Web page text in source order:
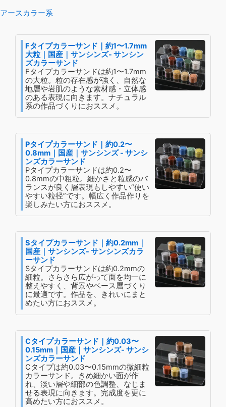
アースカラー系
Fタイプカラーサンド｜約1〜1.7mm
大粒｜国産｜サンシンズ- サンシン
ズカラーサンド
Fタイプカラーサンドは約1〜1.7mm
の大粒。粒の存在感が強く、自然な
地層や岩肌のような素材感・立体感
のある表現に向きます。ナチュラル
系の作品づくりにおススメ。
Pタイプカラーサンド｜約0.2〜
0.8mm｜国産｜サンシンズ - サンシ
ンズカラーサンド
Pタイプカラーサンドは約0.2〜
0.8mmの中粗粒。細かさと粒感のバ
ランスが良く層表現もしやすい“使い
やすい粒径”です。幅広く作品作りを
楽しみたい方におススメ。
Sタイプカラーサンド｜約0.2mm｜
国産｜サンシンズ- サンシンズカラ
ーサンド
Sタイプカラーサンドは約0.2mmの
細粒。さらさら広がって面を均一に
整えやすく、背景やベース層づくり
に最適です。作品を、きれいにまと
めたい方におススメ。
Cタイプカラーサンド｜約0.03〜
0.15mm｜国産｜サンシンズ- サンシ
ンズカラーサンド
Cタイプは約0.03〜0.15mmの微細粒
カラーサンド。きめ細かい面が作
れ、淡い層や細部の色調整、なじま
せる表現に向きます。完成度を更に
高めたい方におススメ。